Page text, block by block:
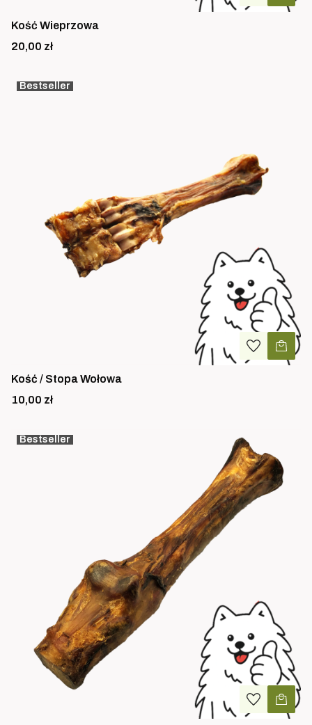
Kość Wieprzowa
Cena
20,00 zł
Bestseller
Kość / Stopa Wołowa
Cena
10,00 zł
Bestseller